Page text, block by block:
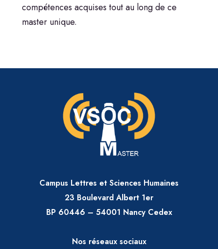
compétences acquises tout au long de ce
master unique.
Campus Lettres et Sciences Humaines
23 Boulevard Albert 1er
BP 60446 – 54001 Nancy Cedex
Nos réseaux sociaux